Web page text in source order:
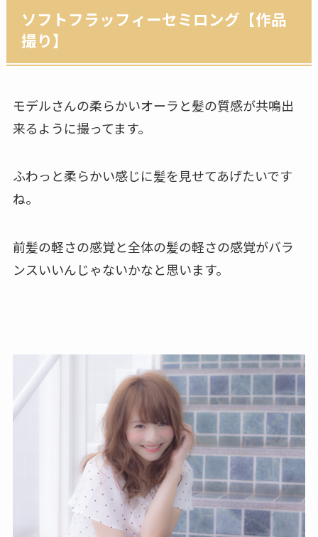
ソフトフラッフィーセミロング【作品
撮り】
モデルさんの柔らかいオーラと髪の質感が共鳴出
来るように撮ってます。
ふわっと柔らかい感じに髪を見せてあげたいです
ね。
前髪の軽さの感覚と全体の髪の軽さの感覚がバラ
ンスいいんじゃないかなと思います。